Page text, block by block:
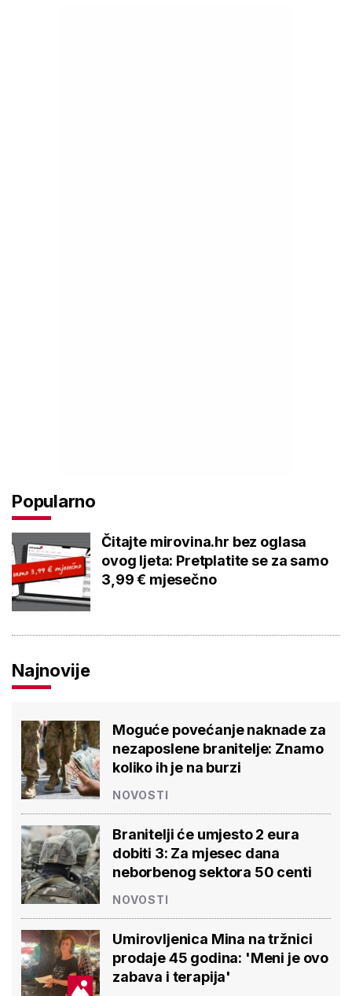
Popularno
Čitajte mirovina.hr bez oglasa
ovog ljeta: Pretplatite se za samo
3,99 € mjesečno
Najnovije
Moguće povećanje naknade za
nezaposlene branitelje: Znamo
koliko ih je na burzi
NOVOSTI
Branitelji će umjesto 2 eura
dobiti 3: Za mjesec dana
neborbenog sektora 50 centi
NOVOSTI
Umirovljenica Mina na tržnici
prodaje 45 godina: 'Meni je ovo
zabava i terapija'